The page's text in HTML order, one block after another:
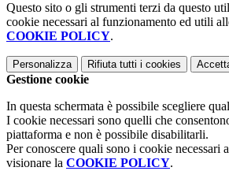
Questo sito o gli strumenti terzi da questo
cookie necessari al funzionamento ed utili
COOKIE POLICY.
Personalizza Rifiuta tutti i cookies
Gestione cookie
In questa schermata è possibile scegliere
I cookie necessari sono quelli che
piattaforma e non è possibile disabilitarli.
Per conoscere quali sono i cookie necessari
visionare la COOKIE POLICY.